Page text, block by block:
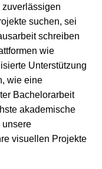
suchen, sei
schreiben
wie
Unterstützung
wie eine
Bachelorarbeit
akademische
unsere
visuellen Projekte